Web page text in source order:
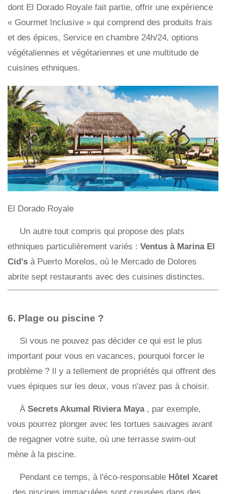
dont El Dorado Royale fait partie, offrir une expérience
« Gourmet Inclusive » qui comprend des produits frais
et des épices, Service en chambre 24h/24, options
végétaliennes et végétariennes et une multitude de
cuisines ethniques.
El Dorado Royale
Un autre tout compris qui propose des plats
ethniques particulièrement variés : Ventus à Marina El
Cid's à Puerto Morelos, où le Mercado de Dolores
abrite sept restaurants avec des cuisines distinctes.
6. Plage ou piscine ?
Si vous ne pouvez pas décider ce qui est le plus
important pour vous en vacances, pourquoi forcer le
problème ? Il y a tellement de propriétés qui offrent des
vues épiques sur les deux, vous n'avez pas à choisir.
À Secrets Akumal Riviera Maya , par exemple,
vous pourrez plonger avec les tortues sauvages avant
de regagner votre suite, où une terrasse swim-out
mène à la piscine.
Pendant ce temps, à l'éco-responsable Hôtel Xcaret